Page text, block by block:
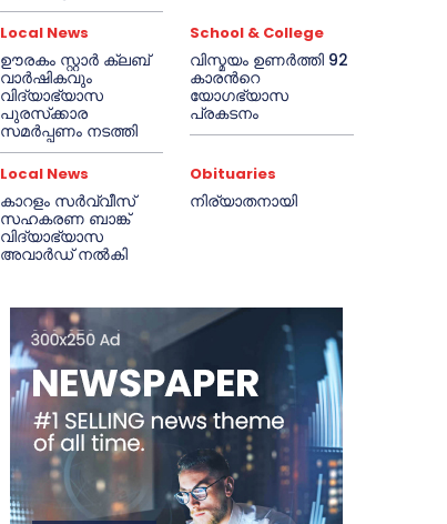
Local News
ഊരകം സ്റ്റാർ ക്ലബ്
വാർഷികവും
വിദ്യാഭ്യാസ
പുരസ്‌ക്കാര
സമർപ്പണം നടത്തി
School & College
വിസ്മയം ഉണർത്തി 92
കാരൻറെ
യോഗഭ്യാസ
പ്രകടനം
Local News
കാറളം സർവ്വീസ്
സഹകരണ ബാങ്ക്
വിദ്യാഭ്യാസ
അവാർഡ് നൽകി
Obituaries
നിര്യാതനായി